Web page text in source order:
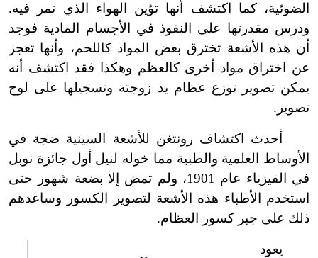
الضوئية، كما اكتشف أنها تؤين الهواء الذي تمر فيه.
ودرس مقدرتها على النفوذ في الأجسام المادية فوجد
أن هذه الأشعة تخترق بعض المواد كاللحم، وأنها تعجز
عن اختراق مواد أخرى كالعظم وهكذا فقد اكتشف أنه
يمكن تصوير توزع عظام يد زوجته وتسجيلها على لوح
تصوير.
أحدث اكتشاف رونتغن للأشعة السينية ضجة في
الأوساط العلمية والطبية مما خوله لنيل أول جائزة نوبل
في الفيزياء عام 1901، ولم تمض إلا بضعة شهور حتى
استخدم الأطباء هذه الأشعة لتصوير الكسور وساعدهم
ذلك على جبر كسور العظام.
يعود